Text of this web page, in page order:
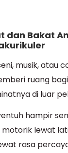
dan Bakat
musik, atau
ruang
di luar
hampir
motorik lewat
rasa